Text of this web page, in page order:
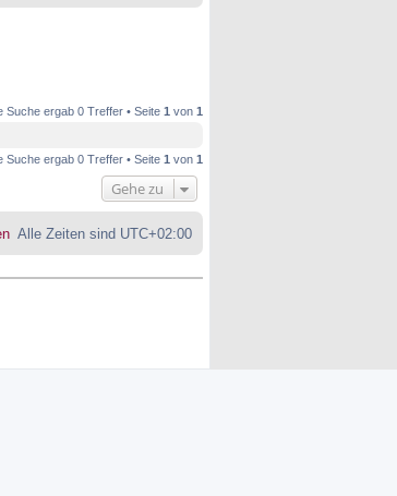
Suche ergab 0 Treffer • Seite 1 von 1
Suche ergab 0 Treffer • Seite 1 von 1
Gehe zu
Alle Zeiten sind UTC+02:00